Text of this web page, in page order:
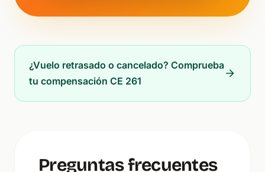
¿Vuelo retrasado o cancelado? Comprueba
tu compensación CE 261
Preguntas frecuentes